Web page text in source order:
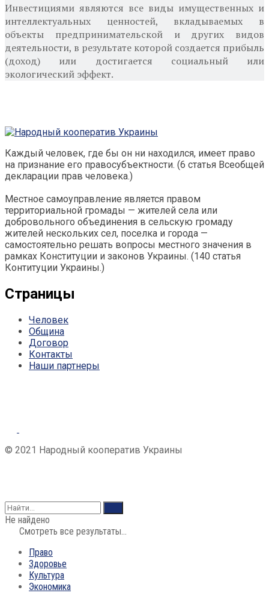
Инвестициями являются все виды имущественных и
интеллектуальных ценностей, вкладываемых в
объекты предпринимательской и других видов
деятельности, в результате которой создается прибыль
(доход) или достигается социальный или
экологический эффект.
Каждый человек, где бы он ни находился, имеет право
на признание его правосубъектности. (6 статья Всеобщей
декларации прав человека.)
Местное самоуправление является правом
территориальной громады — жителей села или
добровольного объединения в сельскую громаду
жителей нескольких сел, поселка и города —
самостоятельно решать вопросы местного значения в
рамках Конституции и законов Украины. (140 статья
Контитуции Украины.)
Страницы
Человек
Община
Договор
Контакты
Наши партнеры
© 2021 Народный кооператив Украины
Не найдено
Смотреть все результаты...
Право
Здоровье
Культура
Экономика